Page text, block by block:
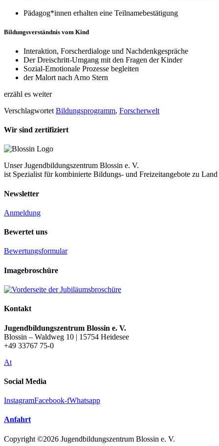
Pädagog*innen erhalten eine Teilnamebestätigung
Bildungsverständnis vom Kind
Interaktion, Forscherdialoge und Nachdenkgespräche
Der Dreischritt-Umgang mit den Fragen der Kinder
Sozial-Emotionale Prozesse begleiten
der Malort nach Arno Stern
erzähl es weiter
Verschlagwortet Bildungsprogramm, Forscherwelt
Wir sind zertifiziert
Unser Jugendbildungszentrum Blossin e. V.
ist Spezialist für kombinierte Bildungs- und Freizeitangebote zu
Newsletter
Anmeldung
Bewertet uns
Bewertungsformular
Imagebroschüre
Kontakt
Jugendbildungszentrum Blossin e. V.
Blossin – Waldweg 10 | 15754 Heidesee
+49 33767 75-0
At
Social Media
InstagramFacebook-fWhatsapp
Anfahrt
Copyright ©2026 Jugendbildungszentrum Blossin e. V.